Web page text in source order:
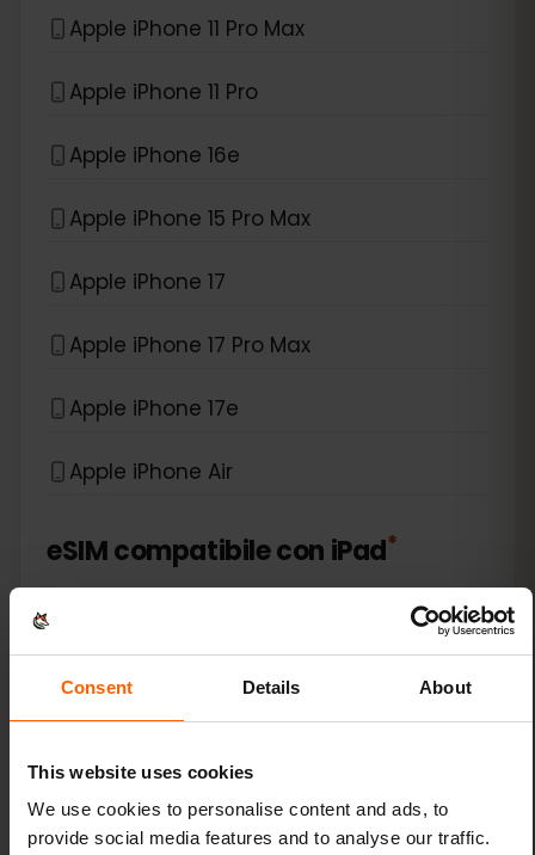
Consent Details About
This website uses cookies
We use cookies to personalise content and ads, to
provide social media features and to analyse our traffic.
Apple iPhone 11 Pro Max
Apple iPhone 11 Pro
Apple iPhone 16e
Apple iPhone 15 Pro Max
Apple iPhone 17
Apple iPhone 17 Pro Max
Apple iPhone 17e
Apple iPhone Air
eSIM compatibile con iPad*
Apple iPad (7th generation)
Apple iPad (9th generation)